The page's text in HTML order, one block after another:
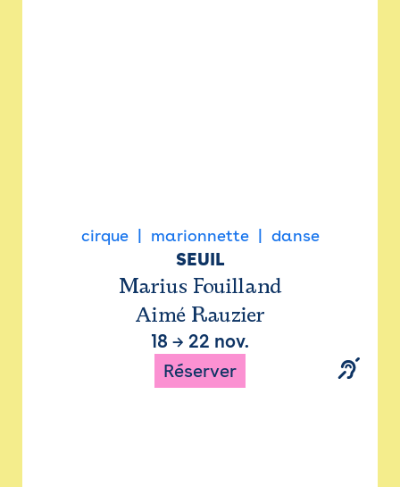
cirque marionnette danse
SEUIL
Marius Fouilland
Aimé Rauzier
18 → 22 nov.
Réserver